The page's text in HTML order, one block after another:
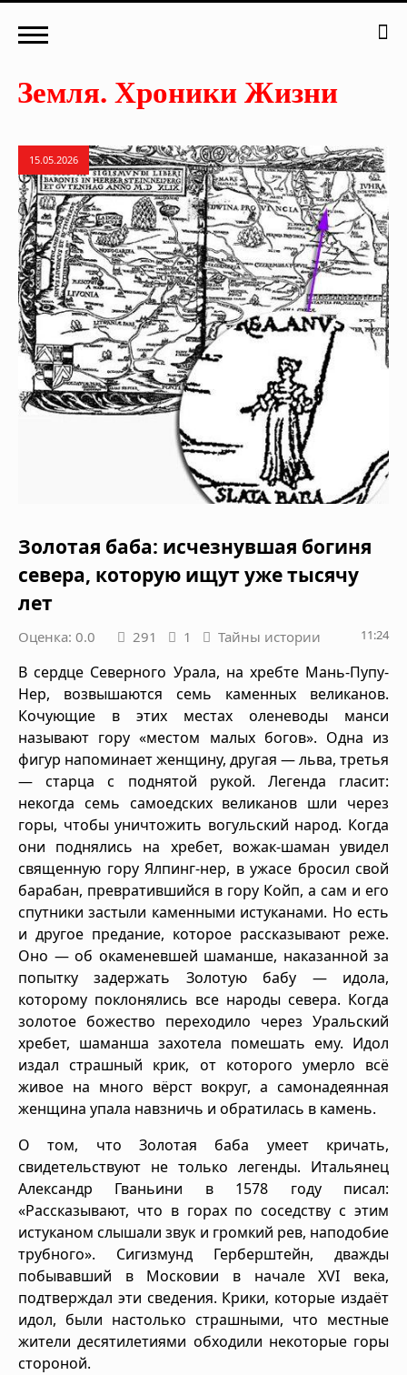
15.05.2026
Золотая баба: исчезнувшая богиня
севера, которую ищут уже тысячу
лет
Оценка: 0.0 291 1 Тайны истории 11:24
В сердце Северного Урала, на хребте Мань-Пупу-
Нер, возвышаются семь каменных великанов.
Кочующие в этих местах оленеводы манси
называют гору «местом малых богов». Одна из
фигур напоминает женщину, другая — льва, третья
— старца с поднятой рукой. Легенда гласит:
некогда семь самоедских великанов шли через
горы, чтобы уничтожить вогульский народ. Когда
они поднялись на хребет, вожак-шаман увидел
священную гору Ялпинг-нер, в ужасе бросил свой
барабан, превратившийся в гору Койп, а сам и его
спутники застыли каменными истуканами. Но есть
и другое предание, которое рассказывают реже.
Оно — об окаменевшей шаманше, наказанной за
попытку задержать Золотую бабу — идола,
которому поклонялись все народы севера. Когда
золотое божество переходило через Уральский
хребет, шаманша захотела помешать ему. Идол
издал страшный крик, от которого умерло всё
живое на много вёрст вокруг, а самонадеянная
женщина упала навзничь и обратилась в камень.
О том, что Золотая баба умеет кричать,
свидетельствуют не только легенды. Итальянец
Александр Гваньини в 1578 году писал:
«Рассказывают, что в горах по соседству с этим
истуканом слышали звук и громкий рев, наподобие
трубного». Сигизмунд Герберштейн, дважды
побывавший в Московии в начале XVI века,
подтверждал эти сведения. Крики, которые издаёт
идол, были настолько страшными, что местные
жители десятилетиями обходили некоторые горы
стороной.